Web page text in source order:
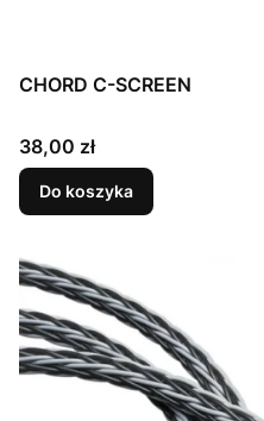
CHORD C-SCREEN
Cena
38,00 zł
Do koszyka